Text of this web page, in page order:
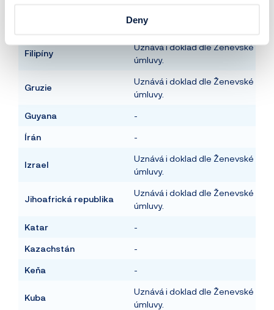
Deny
úmluvy.
Filipíny
Uznává i doklad dle Ženevské
úmluvy.
Gruzie
Uznává i doklad dle Ženevské
úmluvy.
Guyana -
Írán -
Izrael
Uznává i doklad dle Ženevské
úmluvy.
Jihoafrická republika
Uznává i doklad dle Ženevské
úmluvy.
Katar -
Kazachstán -
Keňa -
Kuba
Uznává i doklad dle Ženevské
úmluvy.